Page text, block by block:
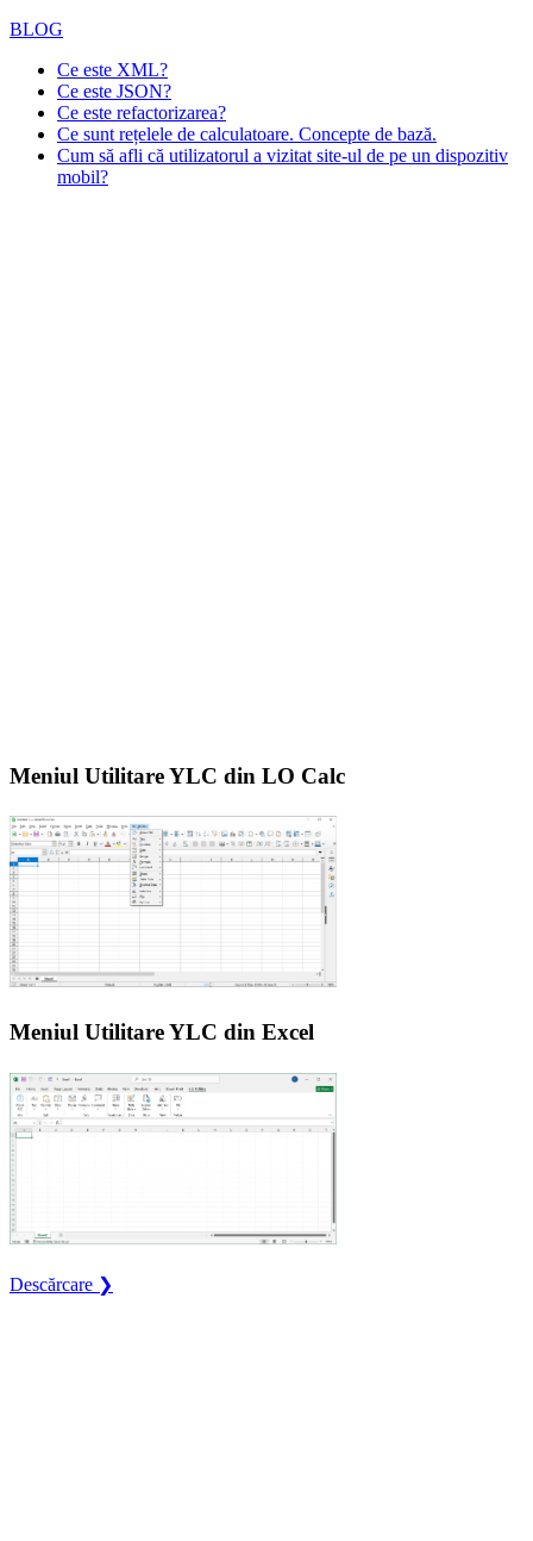
BLOG
Ce este XML?
Ce este JSON?
Ce este refactorizarea?
Ce sunt rețelele de calculatoare. Concepte de bază.
Cum să afli că utilizatorul a vizitat site-ul de pe un dispozitiv
mobil?
Meniul Utilitare YLC din LO Calc
Meniul Utilitare YLC din Excel
Descărcare ❯